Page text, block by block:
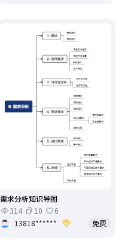
需求分析知识导图
314
10
6
13818******
免费